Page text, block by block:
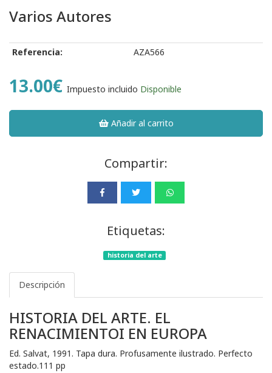
Varios Autores
Referencia: AZA566
13.00€ Impuesto incluido Disponible
Añadir al carrito
Compartir:
Etiquetas:
historia del arte
Descripción
HISTORIA DEL ARTE. EL
RENACIMIENTOI EN EUROPA
Ed. Salvat, 1991. Tapa dura. Profusamente ilustrado. Perfecto
estado.111 pp